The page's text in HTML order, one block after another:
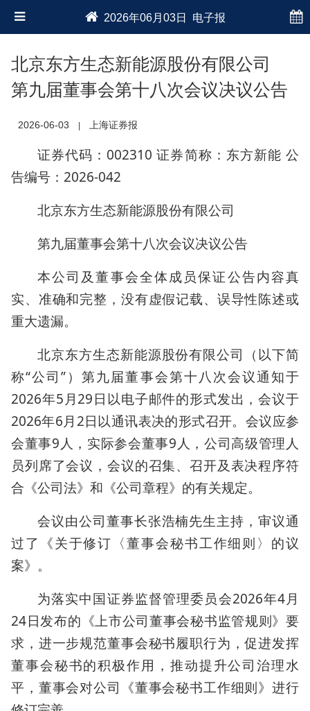
2026年06月03日 电子报
北京东方生态新能源股份有限公司
第九届董事会第十八次会议决议公告
2026-06-03 上海证券报
证券代码：002310 证券简称：东方新能 公
告编号：2026-042
北京东方生态新能源股份有限公司
第九届董事会第十八次会议决议公告
本公司及董事会全体成员保证公告内容真
实、准确和完整，没有虚假记载、误导性陈述或
重大遗漏。
北京东方生态新能源股份有限公司（以下简
称“公司”）第九届董事会第十八次会议通知于
2026年5月29日以电子邮件的形式发出，会议于
2026年6月2日以通讯表决的形式召开。会议应参
会董事9人，实际参会董事9人，公司高级管理人
员列席了会议，会议的召集、召开及表决程序符
合《公司法》和《公司章程》的有关规定。
会议由公司董事长张浩楠先生主持，审议通
过了《关于修订〈董事会秘书工作细则〉的议
案》。
为落实中国证券监督管理委员会2026年4月
24日发布的《上市公司董事会秘书监管规则》要
求，进一步规范董事会秘书履职行为，促进发挥
董事会秘书的积极作用，推动提升公司治理水
平，董事会对公司《董事会秘书工作细则》进行